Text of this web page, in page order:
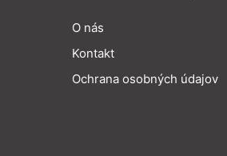
O nás
Kontakt
Ochrana osobných údajov